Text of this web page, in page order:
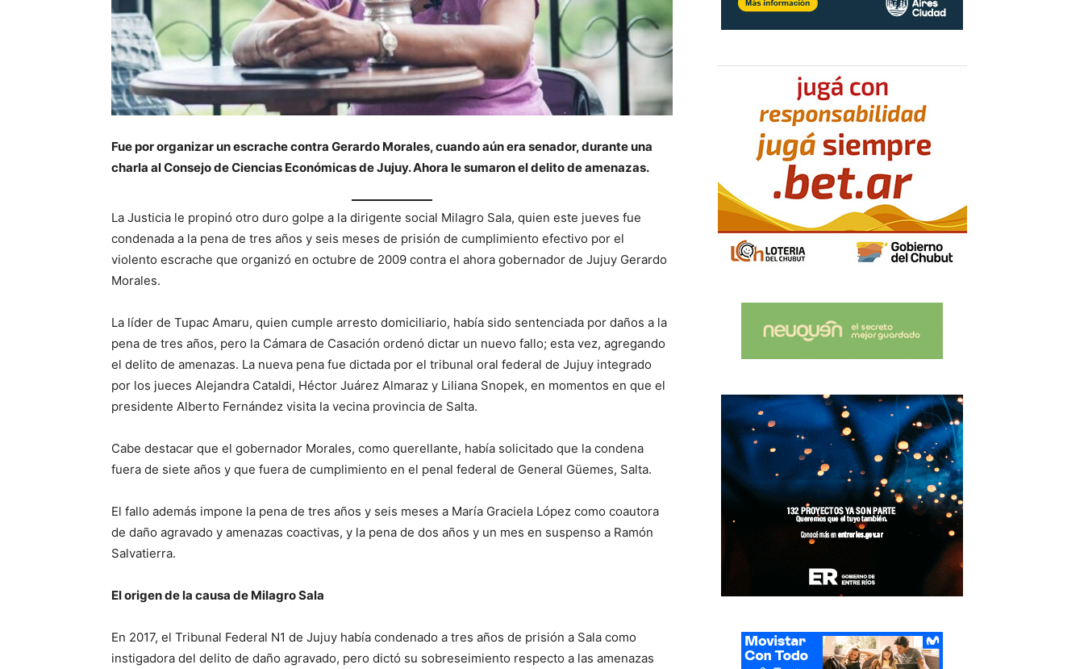
Fue por organizar un escrache contra Gerardo Morales, cuando aún era senador, durante una
charla al Consejo de Ciencias Económicas de Jujuy. Ahora le sumaron el delito de amenazas.
La Justicia le propinó otro duro golpe a la dirigente social Milagro Sala, quien este jueves fue
condenada a la pena de tres años y seis meses de prisión de cumplimiento efectivo por el
violento escrache que organizó en octubre de 2009 contra el ahora gobernador de Jujuy Gerardo
Morales.
La líder de Tupac Amaru, quien cumple arresto domiciliario, había sido sentenciada por daños a la
pena de tres años, pero la Cámara de Casación ordenó dictar un nuevo fallo; esta vez, agregando
el delito de amenazas. La nueva pena fue dictada por el tribunal oral federal de Jujuy integrado
por los jueces Alejandra Cataldi, Héctor Juárez Almaraz y Liliana Snopek, en momentos en que el
presidente Alberto Fernández visita la vecina provincia de Salta.
Cabe destacar que el gobernador Morales, como querellante, había solicitado que la condena
fuera de siete años y que fuera de cumplimiento en el penal federal de General Güemes, Salta.
El fallo además impone la pena de tres años y seis meses a María Graciela López como coautora
de daño agravado y amenazas coactivas, y la pena de dos años y un mes en suspenso a Ramón
Salvatierra.
El origen de la causa de Milagro Sala
En 2017, el Tribunal Federal N1 de Jujuy había condenado a tres años de prisión a Sala como
instigadora del delito de daño agravado, pero dictó su sobreseimiento respecto a las amenazas